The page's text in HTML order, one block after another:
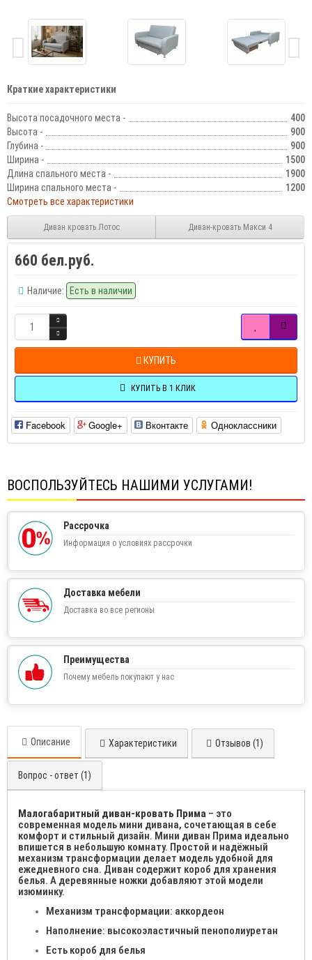
Краткие характеристики
Высота посадочного места -
400
Высота -
900
Глубина -
900
Ширина -
1500
Длина спального места -
1900
Ширина спального места -
1200
Смотреть все характеристики
Диван кровать Лотос Диван-кровать Макси 4
660 бел.руб.
Наличие: Есть в наличии
КУПИТЬ
КУПИТЬ В 1 КЛИК
Facebook Google+ Вконтакте Одноклассники
ВОСПОЛЬЗУЙТЕСЬ НАШИМИ УСЛУГАМИ!
Рассрочка
Информация о условиях рассрочки
Доставка мебели
Доставка во все регионы
Преимущества
Почему мебель покупают у нас
Описание Характеристики Отзывов (1)
Вопрос - ответ (1)
Малогабаритный диван-кровать Прима – это
современная модель мини дивана, сочетающая в себе
комфорт и стильный дизайн. Мини диван Прима идеально
впишется в небольшую комнату. Простой и надёжный
механизм трансформации делает модель удобной для
ежедневного сна. Диван содержит короб для хранения
белья. А деревянные ножки добавляют этой модели
изюминку.
Механизм трансформации: аккордеон
Наполнение: высокоэластичный пенополиуретан
Есть короб для белья